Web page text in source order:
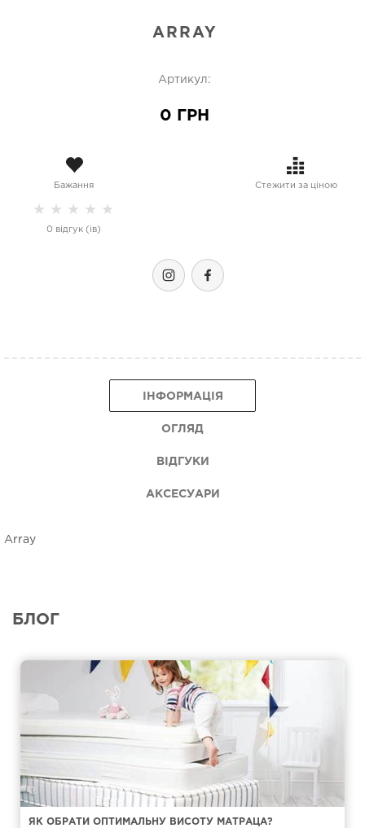
ARRAY
Артикул:
0 ГРН
Бажання Стежити за ціною
★ ★ ★ ★ ★
0 відгук (ів)
ІНФОРМАЦІЯ
ОГЛЯД
ВІДГУКИ
АКСЕСУАРИ
Array
БЛОГ
ЯК ОБРАТИ ОПТИМАЛЬНУ ВИСОТУ МАТРАЦА?